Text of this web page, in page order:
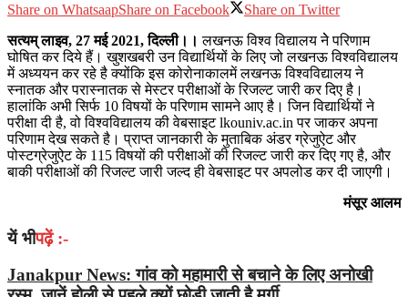
Share on WhatsaapShare on Facebook
Share on Twitter
सत्यम् लाइव, 27 मई 2021, दिल्ली।। लखनऊ विश्‍व विद्यालय नेे परिणाम
घोषित कर दिये हैं। खुशखबरी उन विद्यार्थियों के लिए जो लखनऊ विश्वविद्यालय
में अध्ययन कर रहे है क्योंकि इस कोरोनाकालमें लखनऊ विश्वविद्यालय ने
स्नातक और परास्नातक से मेस्टर परीक्षाओं के रिजल्ट जारी कर दिए है।
हालांकि अभी सिर्फ 10 विषयों के परिणाम सामने आए है। जिन विद्यार्थियों ने
परीक्षा दी है, वो विश्वविद्यालय की वेबसाइट lkouniv.ac.in पर जाकर अपना
परिणाम देख सकते है। प्राप्‍त जानकारी के मुताबिक अंडर ग्रेजुऐट और
पोस्टग्रेजुऐट के 115 विषयों की परीक्षाओं की रिजल्ट जारी कर दिए गए है, और
बाकी परीक्षाओं की रिजल्ट जारी जल्द ही वेबसाइट पर अपलोड कर दी जाएगी।
मंसूर आलम
यें भीपढ़ें :-
Janakpur News: गांव को महामारी से बचाने के लिए अनोखी